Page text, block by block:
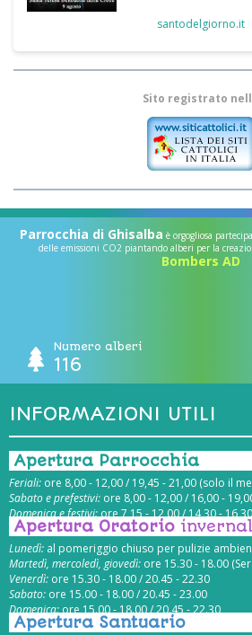
santodelgiorno.it
Sito registrato
Parrocchia di Ghisalba è orgogliosa
delle emissioni CO2 piantando alberi per la
Bombers AD
Numero alberi
116
INFORMAZIONI UTILI
Apertura Parrocchia
Feriali: ore 8,00 - 12,00 / 19,45 - 21,00 (solo il
Sabato e prefestivi: ore 8,00 - 12,00 / 16,00 -
Domenica e festivi:ore 7,15 - 12,00 / 14,30 - 16,30
Apertura Oratorio
Lunedì: al pomeriggio chiuso per pulizie
Martedì, mercoledì, giovedì: ore 15.30 - 18.00
Venerdì: ore 15.30 - 18.00 / 20.45 - 22.30
Sabato: ore 15.00 - 18.00 / 20.45 - 23.00
Domenica:ore 15.00 - 18.00 / 20.45 - 22.30
Apertura Santuario